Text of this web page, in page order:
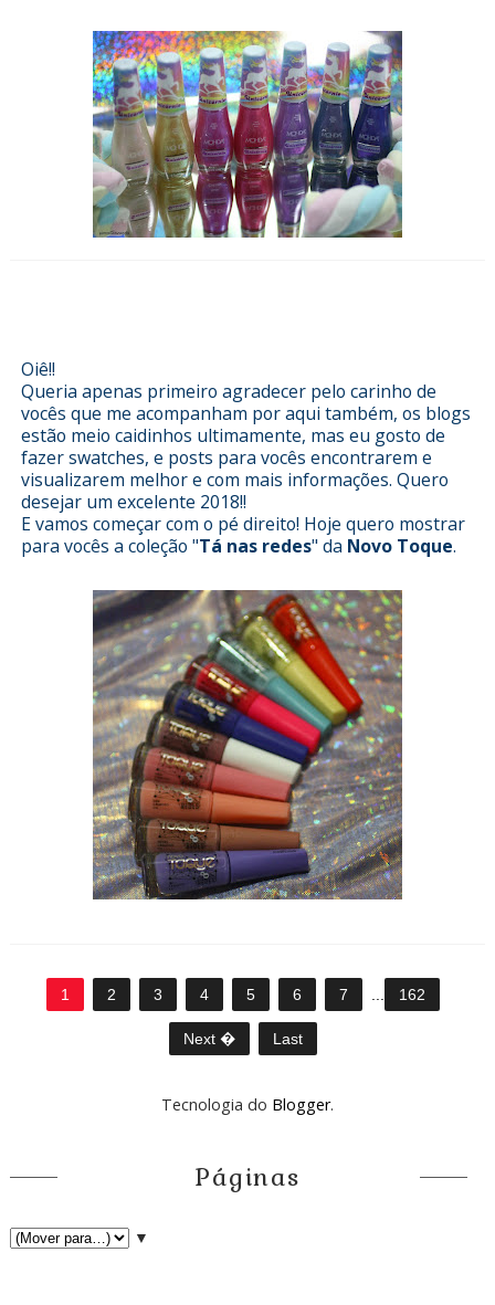
Oiê!!
Queria apenas primeiro agradecer pelo carinho de
vocês que me acompanham por aqui também, os blogs
estão meio caidinhos ultimamente, mas eu gosto de
fazer swatches, e posts para vocês encontrarem e
visualizarem melhor e com mais informações. Quero
desejar um excelente 2018!!
E vamos começar com o pé direito! Hoje quero mostrar
para vocês a coleção "Tá nas redes" da Novo Toque.
1 2 3 4 5 6 7 162
Next � Last
Tecnologia do Blogger.
Páginas
▼